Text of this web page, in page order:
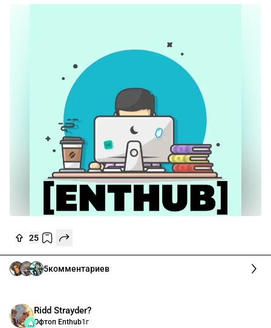
25
5комментариев
Ridd Strayder?
Офтоп Enthub1г